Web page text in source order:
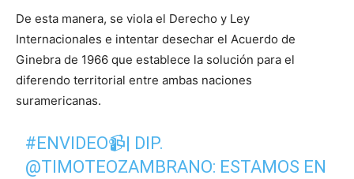
De esta manera, se viola el Derecho y Ley
Internacionales e intentar desechar el Acuerdo de
Ginebra de 1966 que establece la solución para el
diferendo territorial entre ambas naciones
suramericanas.
#ENVIDEO📹| DIP.
@TIMOTEOZAMBRANO: ESTAMOS EN